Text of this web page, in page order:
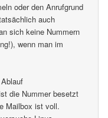
oder den Anrufgrund
auch
sich keine Nummern
wenn man im
die Nummer besetzt
Mailbox ist voll.